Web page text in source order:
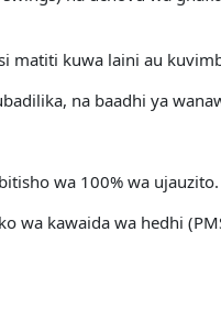
matiti kuwa laini au
na baadhi ya
wa 100% wa ujauzito.
wa kawaida wa hedhi